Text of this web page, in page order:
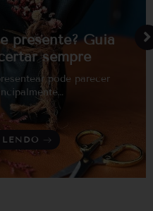
presente? Guia
sempre
pode parecer